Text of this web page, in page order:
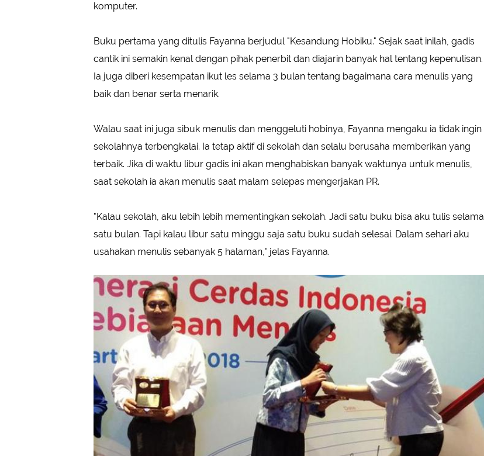
komputer.
Buku pertama yang ditulis Fayanna berjudul "Kesandung Hobiku." Sejak saat inilah, gadis
cantik ini semakin kenal dengan pihak penerbit dan diajarin banyak hal tentang kepenulisan.
Ia juga diberi kesempatan ikut les selama 3 bulan tentang bagaimana cara menulis yang
baik dan benar serta menarik.
Walau saat ini juga sibuk menulis dan menggeluti hobinya, Fayanna mengaku ia tidak ingin
sekolahnya terbengkalai. Ia tetap aktif di sekolah dan selalu berusaha memberikan yang
terbaik. Jika di waktu libur gadis ini akan menghabiskan banyak waktunya untuk menulis,
saat sekolah ia akan menulis saat malam selepas mengerjakan PR.
"Kalau sekolah, aku lebih lebih mementingkan sekolah. Jadi satu buku bisa aku tulis selama
satu bulan. Tapi kalau libur satu minggu saja satu buku sudah selesai. Dalam sehari aku
usahakan menulis sebanyak 5 halaman," jelas Fayanna.